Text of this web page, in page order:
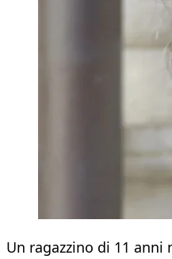
Un ragazzino di 11 anni